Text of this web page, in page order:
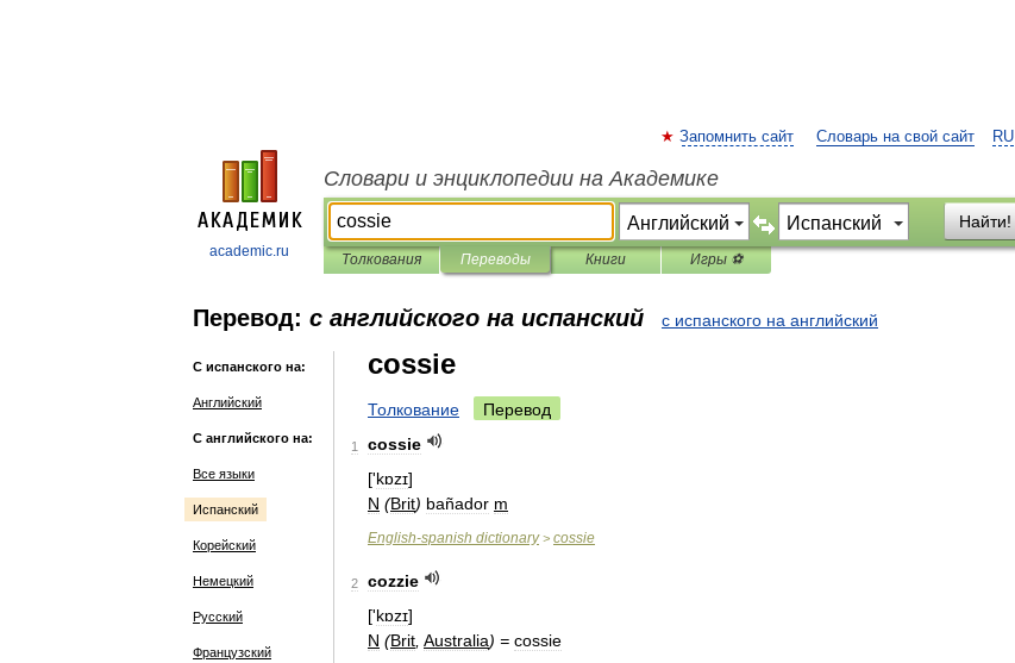
academic.ru
RU
Запомнить сайт Словарь на свой сайт
Словари и энциклопедии на Академике
Найти!
Толкования Переводы Книги Игры ⚽
Перевод: с английского на испанский с испанского на английский
С испанского на:
Английский
С английского на:
Все языки
Испанский
Корейский
Немецкий
Русский
Французский
cossie
Толкование Перевод
1
cossie
['kɒzɪ]
N (Brit) bañador m
English-spanish dictionary> cossie
2
cozzie
['kɒzɪ]
N (Brit Australia) = cossie